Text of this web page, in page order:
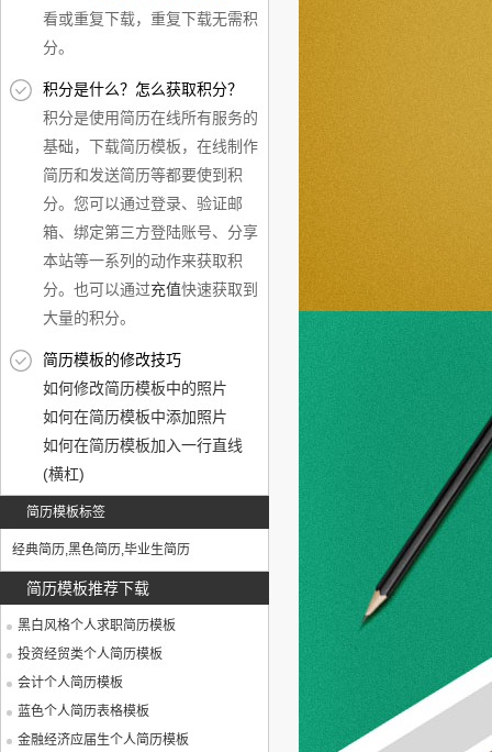
看或重复下载，重复下载无需积
分。
积分是什么？怎么获取积分？
积分是使用简历在线所有服务的
基础，下载简历模板，在线制作
简历和发送简历等都要使到积
分。您可以通过登录、验证邮
箱、绑定第三方登陆账号、分享
本站等一系列的动作来获取积
分。也可以通过充值快速获取到
大量的积分。
简历模板的修改技巧
如何修改简历模板中的照片
如何在简历模板中添加照片
如何在简历模板加入一行直线
(横杠)
简历模板标签
经典简历,黑色简历,毕业生简历
简历模板推荐下载
黑白风格个人求职简历模板
投资经贸类个人简历模板
会计个人简历模板
蓝色个人简历表格模板
金融经济应届生个人简历模板